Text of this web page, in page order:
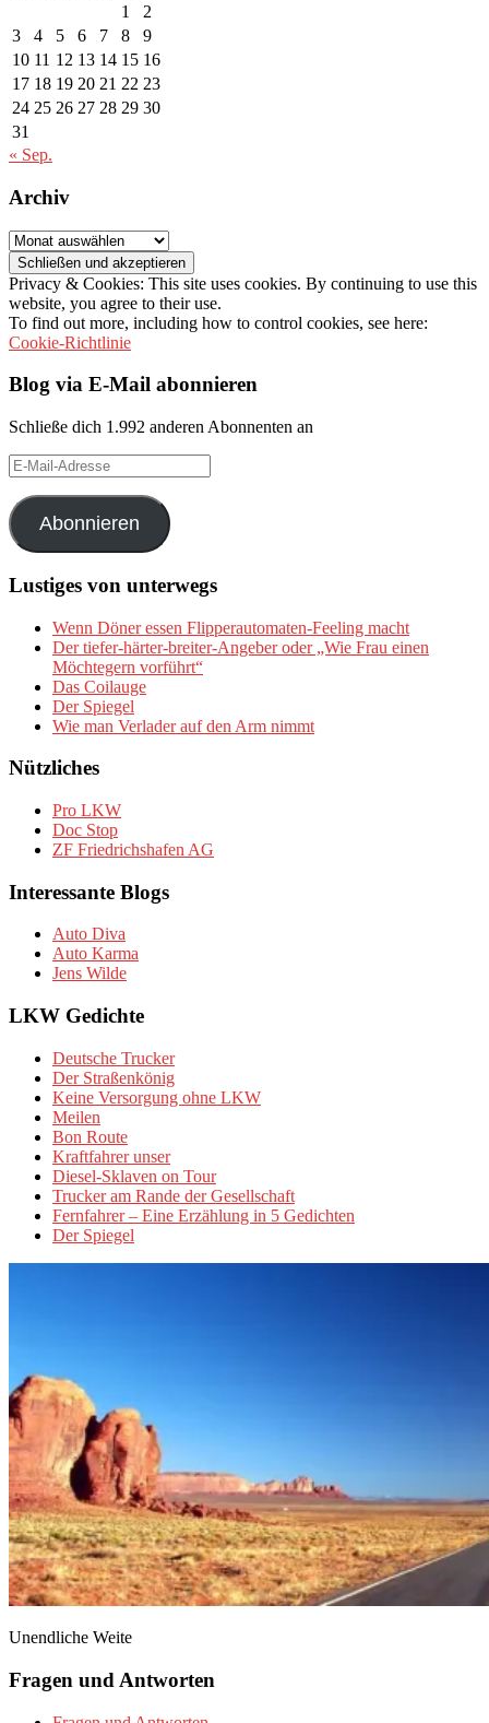
1
2
3
4 5 6 7 8
9
10 11 12 13 14 15 16
17 18 19 20 21 22 23
24 25 26 27 28 29 30
31
« Sep.
Archiv
Archiv
Privacy & Cookies: This site uses cookies. By continuing to use this
website, you agree to their use.
To find out more, including how to control cookies, see here:
Cookie-Richtlinie
Blog via E-Mail abonnieren
Schließe dich 1.992 anderen Abonnenten an
E-
Mail-
Adresse
Abonnieren
Lustiges von unterwegs
Wenn Döner essen Flipperautomaten-Feeling macht
Der tiefer-härter-breiter-Angeber oder „Wie Frau einen
Möchtegern vorführt“
Das Coilauge
Der Spiegel
Wie man Verlader auf den Arm nimmt
Nützliches
Pro LKW
Doc Stop
ZF Friedrichshafen AG
Interessante Blogs
Auto Diva
Auto Karma
Jens Wilde
LKW Gedichte
Deutsche Trucker
Der Straßenkönig
Keine Versorgung ohne LKW
Meilen
Bon Route
Kraftfahrer unser
Diesel-Sklaven on Tour
Trucker am Rande der Gesellschaft
Fernfahrer – Eine Erzählung in 5 Gedichten
Der Spiegel
Unendliche Weite
Fragen und Antworten